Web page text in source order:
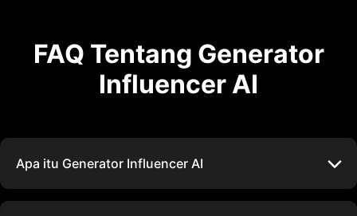
FAQ Tentang Generator
Influencer AI
Apa itu Generator Influencer AI